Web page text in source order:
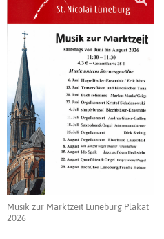
Musik zur Marktzeit Lüneburg Plakat
2026